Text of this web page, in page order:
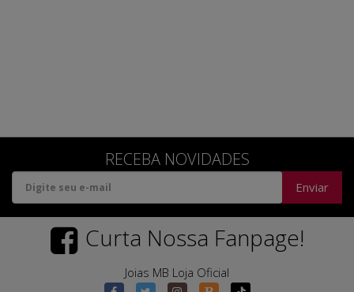
RECEBA NOVIDADES
Enviar
Curta Nossa Fanpage!
Joias MB Loja Oficial